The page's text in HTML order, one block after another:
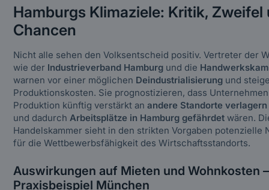
Hamburgs Klimaziele: Kritik, Zweifel
Chancen
Nicht alle sehen den Volksentscheid positiv. Vertreter der
wie der Industrieverband Hamburg und die
warnen vor einer möglichen Deindustrialisierung und
Produktionskosten. Sie prognostizieren, dass
Produktion künftig verstärkt anandere Standorte verlagern
und dadurchArbeitsplätze in Hamburg gefährdetwären.
Handelskammer sieht in den strikten Vorgaben potenzielle
für die Wettbewerbsfähigkeit des Wirtschaftsstandorts.
Auswirkungen auf Mieten und Wohnkosten –
Praxisbeispiel München